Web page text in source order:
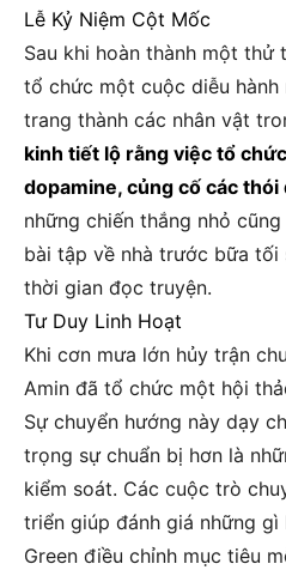
Lễ Kỷ Niệm Cột Mốc
Sau khi hoàn thành một thử
tổ chức một cuộc diễu hành
trang thành các nhân vật
kinh tiết lộ rằng việc tổ
dopamine, củng cố các
những chiến thắng nhỏ
bài tập về nhà trước bữa
thời gian đọc truyện.
Tư Duy Linh Hoạt
Khi cơn mưa lớn hủy trận
Amin đã tổ chức một hội
Sự chuyển hướng này dạy
trọng sự chuẩn bị hơn là
kiểm soát. Các cuộc trò
triển giúp đánh giá những
Green điều chỉnh mục tiêu